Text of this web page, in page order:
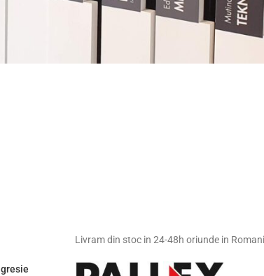
Livram din stoc in 24-48h oriunde in